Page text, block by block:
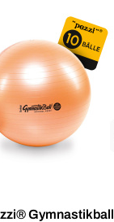
Gymnastikball